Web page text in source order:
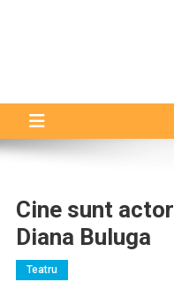
Cine sunt
Diana Buluga
Teatru